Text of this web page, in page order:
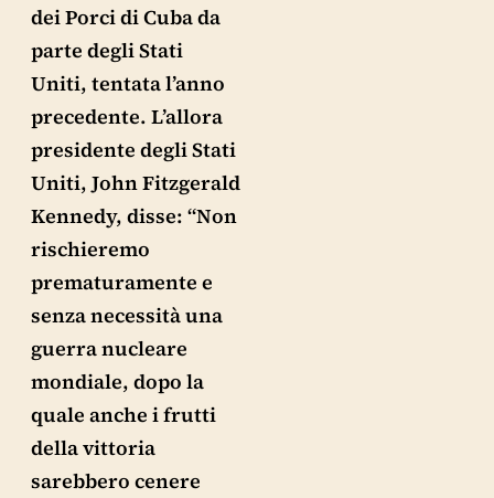
dei Porci di Cuba da
parte degli Stati
Uniti, tentata l’anno
precedente. L’allora
presidente degli Stati
Uniti, John Fitzgerald
Kennedy, disse: “Non
rischieremo
prematuramente e
senza necessità una
guerra nucleare
mondiale, dopo la
quale anche i frutti
della vittoria
sarebbero cenere